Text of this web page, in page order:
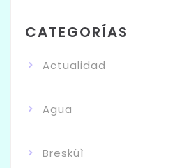
CATEGORÍAS
Actualidad
Agua
Bresküì